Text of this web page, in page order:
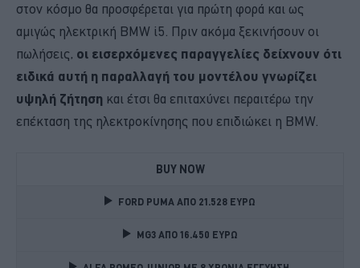
στον κόσμο θα προσφέρεται για πρώτη φορά και ως
αμιγώς ηλεκτρική BMW i5. Πριν ακόμα ξεκινήσουν οι
πωλήσεις, οι εισερχόμενες παραγγελίες δείχνουν ότι
ειδικά αυτή η παραλλαγή του μοντέλου γνωρίζει
υψηλή ζήτηση και έτσι θα επιταχύνει περαιτέρω την
επέκταση της ηλεκτροκίνησης που επιδιώκει η BMW.
BUY NOW
FORD PUMA ΑΠΟ 21.528 ΕΥΡΩ
MG3 ΑΠΟ 16.450 ΕΥΡΩ